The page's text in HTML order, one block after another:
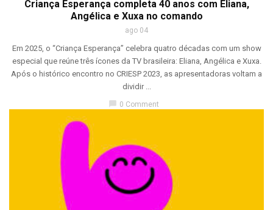
Criança Esperança completa 40 anos com Eliana,
Angélica e Xuxa no comando
ago 04
Em 2025, o “Criança Esperança” celebra quatro décadas com um show
especial que reúne três ícones da TV brasileira: Eliana, Angélica e Xuxa.
Após o histórico encontro no CRIESP 2023, as apresentadoras voltam a
dividir ...
chat_bubble 0 Comment